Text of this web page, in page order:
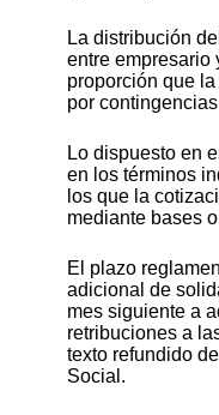
La distribución
entre empresario
proporción que
por
Lo dispuesto en
en los términos
los que la
mediante bases
El plazo
adicional de
mes siguiente a
retribuciones a
texto refundido
Social.